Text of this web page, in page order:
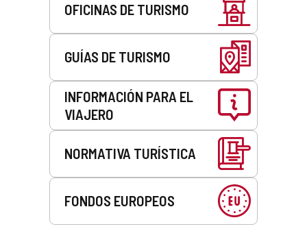
OFICINAS DE TURISMO
GUÍAS DE TURISMO
INFORMACIÓN PARA EL
VIAJERO
NORMATIVA TURÍSTICA
FONDOS EUROPEOS